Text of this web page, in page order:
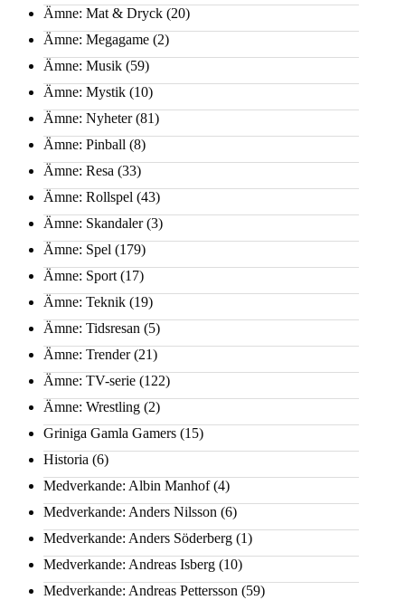
Ämne: Mat & Dryck (20)
Ämne: Megagame (2)
Ämne: Musik (59)
Ämne: Mystik (10)
Ämne: Nyheter(81)
Ämne: Pinball (8)
Ämne: Resa (33)
Ämne: Rollspel (43)
Ämne: Skandaler(3)
Ämne: Spel (179)
Ämne: Sport (17)
Ämne: Teknik (19)
Ämne: Tidsresan (5)
Ämne: Trender(21)
Ämne: TV-serie (122)
Ämne: Wrestling (2)
Griniga Gamla Gamers (15)
Historia (6)
Medverkande: Albin Manhof(4)
Medverkande: Anders Nilsson (6)
Medverkande: Anders Söderberg (1)
Medverkande: Andreas Isberg (10)
Medverkande: Andreas Pettersson (59)